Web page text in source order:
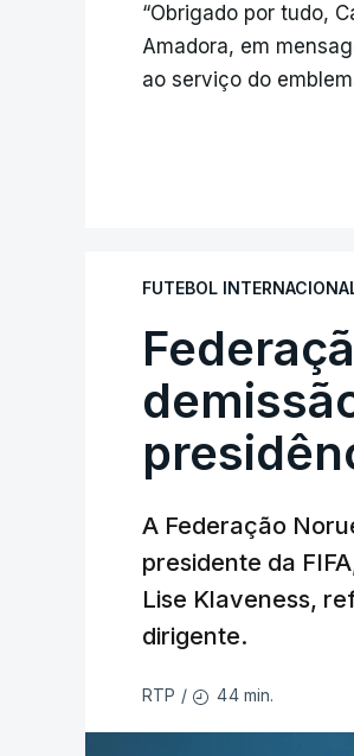
“Obrigado por tudo,
Amadora, em
ao serviço do
FUTEBOL
A Federação
presidente da
Lise Klaveness,
dirigente.
RTP / 44 min.